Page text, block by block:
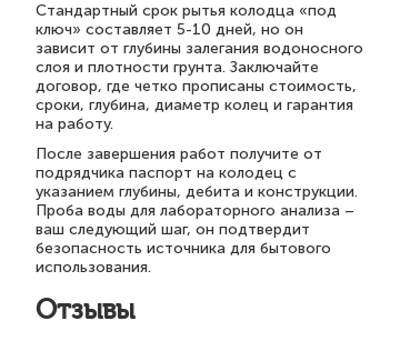
Стандартный срок рытья колодца «под
ключ» составляет 5-10 дней, но он
зависит от глубины залегания водоносного
слоя и плотности грунта. Заключайте
договор, где четко прописаны стоимость,
сроки, глубина, диаметр колец и гарантия
на работу.
После завершения работ получите от
подрядчика паспорт на колодец с
указанием глубины, дебита и конструкции.
Проба воды для лабораторного анализа –
ваш следующий шаг, он подтвердит
безопасность источника для бытового
использования.
Отзывы